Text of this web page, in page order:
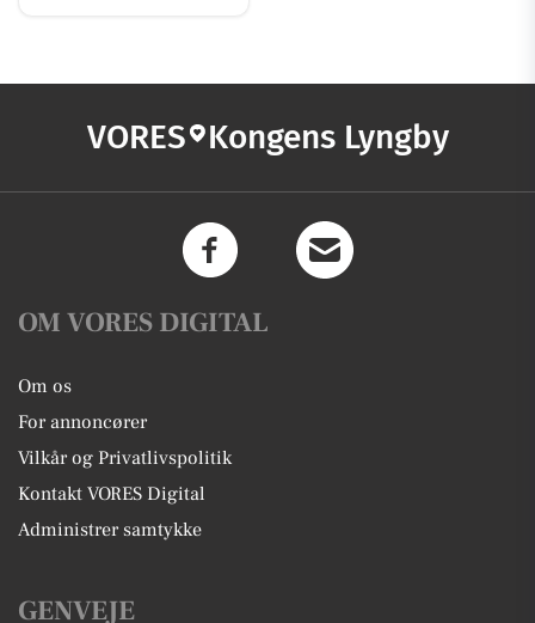
VORES Kongens Lyngby
OM VORES DIGITAL
Om os
For annoncører
Vilkår og Privatlivspolitik
Kontakt VORES Digital
Administrer samtykke
GENVEJE